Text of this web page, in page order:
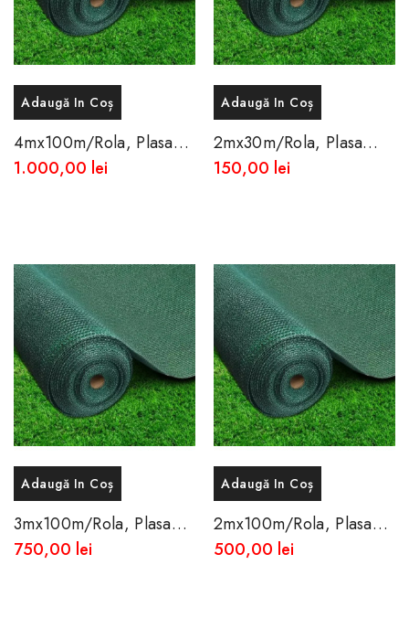
Adaugă In Coș
4mx100m/rola, Plasa
Opaca De Umbrire 85%
1.000,00 lei
Adaugă In Coș
2mx30m/rola, Plasa
Opaca De Umbrire 85%
150,00 lei
Adaugă In Coș
3mx100m/Rola, Plasa
Opaca De Umbrire 85%
750,00 lei
Adaugă In Coș
2mx100m/Rola, Plasa
Opaca De Umbrire 85%
500,00 lei